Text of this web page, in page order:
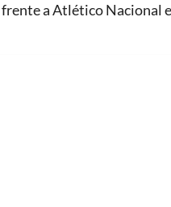
a Atlético Nacional